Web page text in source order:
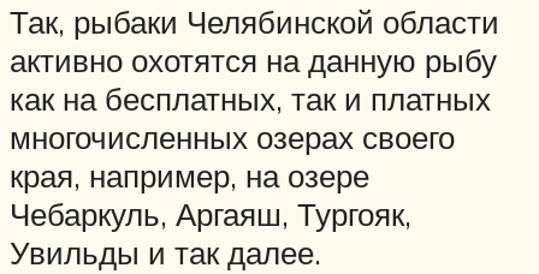
Так, рыбаки Челябинской области
активно охотятся на данную рыбу
как на бесплатных, так и платных
многочисленных озерах своего
края, например, на озере
Чебаркуль, Аргаяш, Тургояк,
Увильды и так далее.